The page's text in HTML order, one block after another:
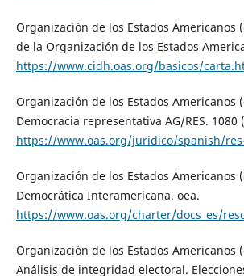
Organización de los Estados Americanos
de la Organización de los Estados
https://www.cidh.oas.org/basicos/
Organización de los Estados Americanos
Democracia representativa AG/RES. 1080
https://www.oas.org/juridico/spanish/
Organización de los Estados Americanos
Democrática Interamericana. oea.
https://www.oas.org/charter/docs_es/
Organización de los Estados Americanos
Análisis de integridad electoral.